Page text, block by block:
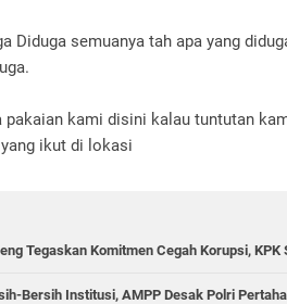
Diduga semuanya tah apa yang
pakaian kami disini kalau tuntutan
ikut di lokasi
Tegaskan Komitmen Cegah Korupsi,
Bersih Institusi, AMPP Desak Polri